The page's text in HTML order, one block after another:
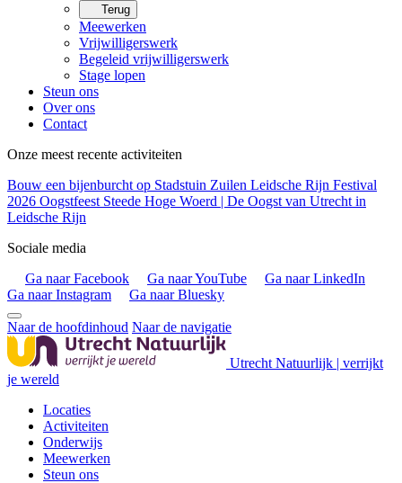
Terug
Meewerken
Vrijwilligerswerk
Begeleid vrijwilligerswerk
Stage lopen
Steun ons
Over ons
Contact
Onze meest recente activiteiten
Bouw een bijenburcht op Stadstuin Zuilen Leidsche Rijn Festival
2026 Oogstfeest Steede Hoge Woerd | De Oogst van Utrecht in
Leidsche Rijn
Sociale media
Ga naar Facebook
Ga naar YouTube
Ga naar LinkedIn
Ga naar Instagram
Ga naar Bluesky
Naar de hoofdinhoud Naar de navigatie
Utrecht Natuurlijk | verrijkt
je wereld
Locaties
Activiteiten
Onderwijs
Meewerken
Steun ons